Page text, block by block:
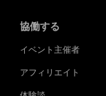
協働する
イベント主催者
アフィリエイト